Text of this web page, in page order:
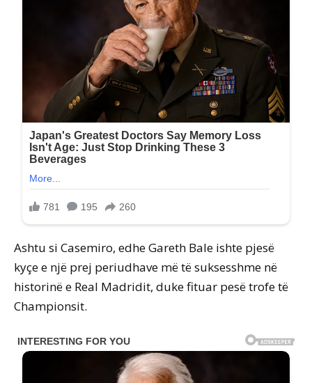
Ashtu si Casemiro, edhe Gareth Bale ishte pjesë
kyçe e një prej periudhave më të suksesshme në
historinë e Real Madridit, duke fituar pesë trofe të
Championsit.